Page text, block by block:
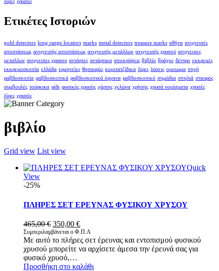
λίρες χρυσός
Ετικέτες Ιστοριών
gold detectors long range locators marks metal detectors treasure marks αθήνα ανιχνευτές
αποστάσεως ανιχνευτής αποστάσεως ανιχνευτής μετάλλων ανιχνευτής χρυσού ανιχνευτες
μεταλλων ανιχνευτες χρυσου αντάρτες αντάρτικα αποκρύψεις βιβλίο βράχος δέντρο εκκρεμές
εκκρεμοσκοπία ελλάδα ερμηνείες θησαυρός κομιτατζίδικα λίρες λύσεις ομοιωμα πηγή
ραβδοσκοπία ραβδοσκοπικά ραβδοσκοπικά όργανα ραβδοσκοπικό σημάδια σπηλιά σταυρός
συμβουλές τούρκικα φίδι φυσικός χρυσός χάρτης χελώνα χρήσης χρυσά νομίσματα χρυσές
λίρες χρυσός
βιβλίο
Grid view List view
Quick
View
-25%
ΠΛΗΡΕΣ ΣΕΤ ΕΡΕΥΝΑΣ ΦΥΣΙΚΟΥ ΧΡΥΣΟΥ
465,00€ Original
price
was:
465,00 €.
350,00 €Η
τρέχουσα
τιμή
είναι:
Συμπεριλαμβάνεται ο Φ.Π.Α
Με αυτό το πλήρες σετ έρευνας και εντοπισμού φυσικού
χρυσού μπορείτε να αρχίσετε άμεσα την έρευνά σας για
φυσικό χρυσό,…
Προσθήκη στο καλάθι